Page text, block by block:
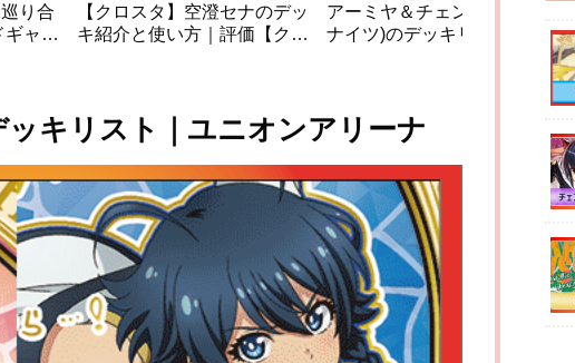
り合
ギャル
【クロスタ】空澄セナのデッ
キ紹介と使い方｜評価【クロ
アーミヤ＆チェン(紫アーク
ナイツ)のデッキリスト｜ユ
キリスト｜ユニオンアリーナ